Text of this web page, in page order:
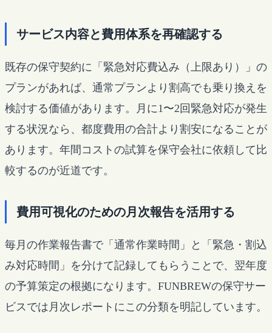
サービス内容と費用体系を再確認する
既存の保守契約に「緊急対応費込み（上限あり）」の
プランがあれば、通常プランより割高でも乗り換えを
検討する価値があります。月に1〜2回緊急対応が発生
する状況なら、都度費用の合計より割安になることが
あります。年間コストの試算を保守会社に依頼して比
較するのが近道です。
費用可視化のための月次報告を活用する
毎月の作業報告書で「通常作業時間」と「緊急・割込
み対応時間」を分けて記録してもらうことで、翌年度
の予算策定の根拠になります。FUNBREWの保守サー
ビスでは月次レポートにこの分類を明記しています。